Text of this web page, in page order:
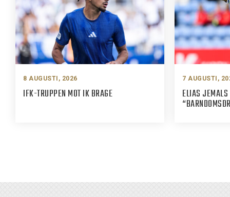
8 AUGUSTI, 2026
IFK-TRUPPEN MOT IK BRAGE
7 AUGUSTI,
ELIAS